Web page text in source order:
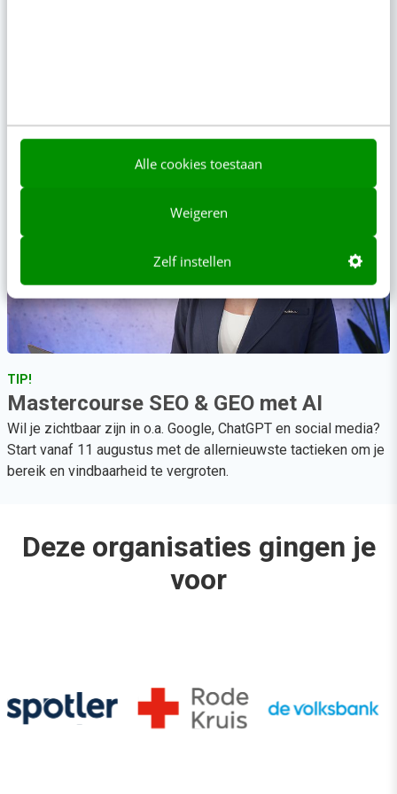
Alle cookies toestaan
Weigeren
Zelf instellen
Abonnement Video Academy
TIP!
Mastercourse SEO & GEO met AI
Wil je zichtbaar zijn in o.a. Google, ChatGPT en social media?
Start vanaf 11 augustus met de allernieuwste tactieken om je
bereik en vindbaarheid te vergroten.
Deze organisaties gingen je
voor